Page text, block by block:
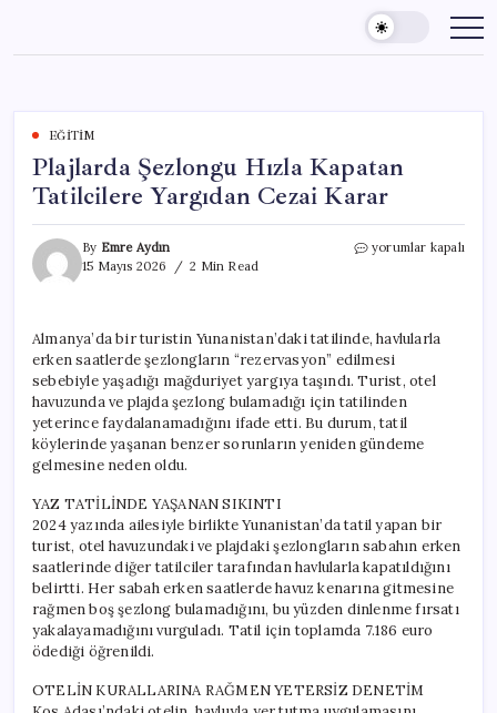
content
EĞITIM
Plajlarda Şezlongu Hızla Kapatan
Tatilcilere Yargıdan Cezai Karar
By Emre Aydın
15 Mayıs 2026
2 Min Read
Plajlarda
Yargıdan
Cezai
Karar
için
yorumlar kapalı
Almanya’da bir turistin Yunanistan’daki tatilinde, havlularla
erken saatlerde şezlongların “rezervasyon” edilmesi
sebebiyle yaşadığı mağduriyet yargıya taşındı. Turist, otel
havuzunda ve plajda şezlong bulamadığı için tatilinden
yeterince faydalanamadığını ifade etti. Bu durum, tatil
köylerinde yaşanan benzer sorunların yeniden gündeme
gelmesine neden oldu.
YAZ TATİLİNDE YAŞANAN SIKINTI
2024 yazında ailesiyle birlikte Yunanistan’da tatil yapan bir
turist, otel havuzundaki ve plajdaki şezlongların sabahın erken
saatlerinde diğer tatilciler tarafından havlularla kapatıldığını
belirtti. Her sabah erken saatlerde havuz kenarına gitmesine
rağmen boş şezlong bulamadığını, bu yüzden dinlenme fırsatı
yakalayamadığını vurguladı. Tatil için toplamda 7.186 euro
ödediği öğrenildi.
OTELİN KURALLARINA RAĞMEN YETERSİZ DENETİM